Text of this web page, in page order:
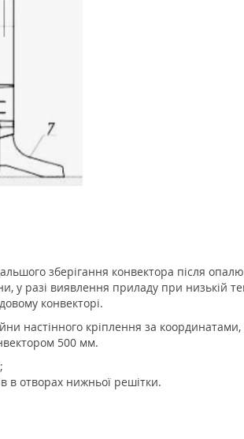
зберігання конвектора після
у разі виявлення приладу при низькій
конвекторі.
настінного кріплення за
500 мм.
в отворах нижньої решітки.